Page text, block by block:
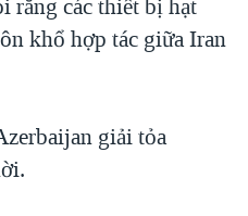
DẢI GAZA
'BÊN THẮNG CUỘC'
rằng các thiết bị hạt
khổ hợp tác giữa Iran
giải tỏa